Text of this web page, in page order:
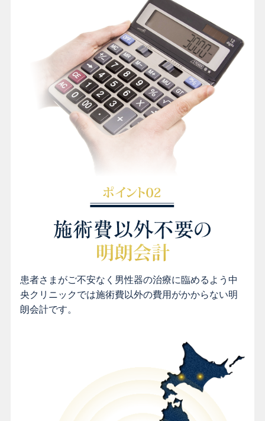
患者さまがご不安なく男性器の治療に臨めるよう中
央クリニックでは施術費以外の費用がかからない明
朗会計です。